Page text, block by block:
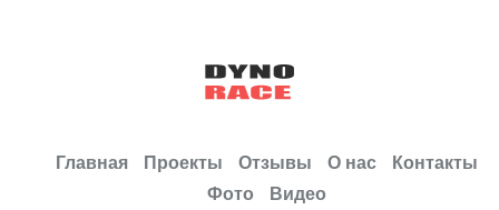
Главная Проекты Отзывы О нас
Контакты
Фото
Видео